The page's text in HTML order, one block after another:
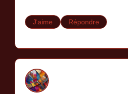
J'aime Répondre